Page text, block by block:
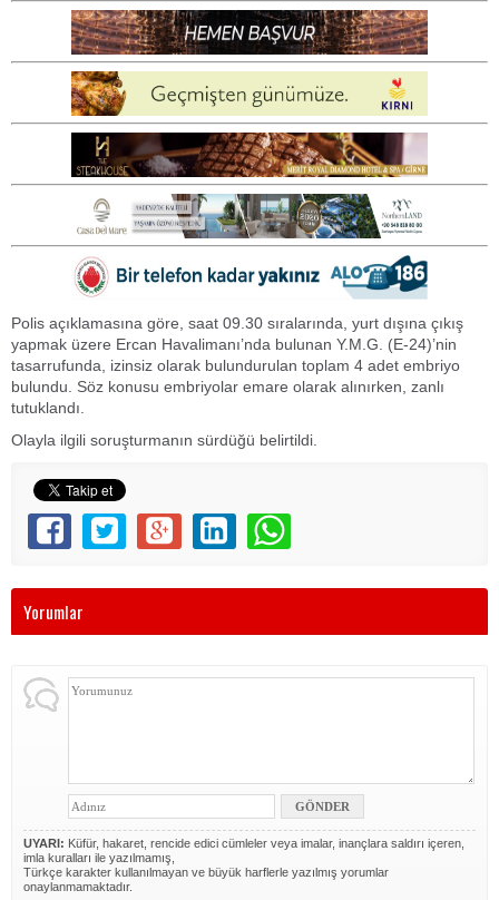
Polis açıklamasına göre, saat 09.30 sıralarında, yurt dışına çıkış
yapmak üzere Ercan Havalimanı’nda bulunan Y.M.G. (E-24)’nin
tasarrufunda, izinsiz olarak bulundurulan toplam 4 adet embriyo
bulundu. Söz konusu embriyolar emare olarak alınırken, zanlı
tutuklandı.
Olayla ilgili soruşturmanın sürdüğü belirtildi.
Yorumlar
UYARI: Küfür, hakaret, rencide edici cümleler veya imalar, inançlara saldırı içeren,
imla kuralları ile yazılmamış,
Türkçe karakter kullanılmayan ve büyük harflerle yazılmış yorumlar
onaylanmamaktadır.